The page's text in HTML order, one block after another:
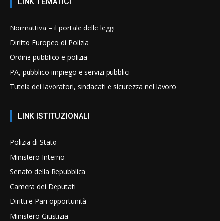
Normattiva – il portale delle leggi
Diritto Europeo di Polizia
Ordine pubblico e polizia
PA, pubblico impiego e servizi pubblici
Tutela dei lavoratori, sindacati e sicurezza nel lavoro
LINK ISTITUZIONALI
Polizia di Stato
Ministero Interno
Senato della Repubblica
Camera dei Deputati
Diritti e Pari opportunità
Ministero Giustizia